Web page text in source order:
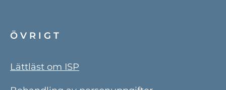
ÖVRIGT
Lättläst om ISP